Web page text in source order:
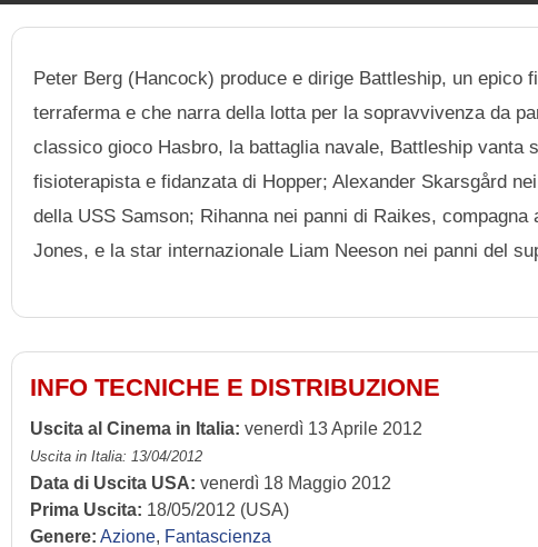
Peter Berg (Hancock) produce e dirige Battleship, un
terraferma e che narra della lotta per la sopravvivenza da
classico gioco Hasbro, la battaglia navale, Battleship
fisioterapista e fidanzata di Hopper; Alexander Skarsgård
della USS Samson; Rihanna nei panni di Raikes,
Jones, e la star internazionale Liam Neeson nei panni del
INFO TECNICHE E DISTRIBUZIONE
Uscita al Cinema in Italia: venerdì 13 Aprile 2012
Uscita in Italia: 13/04/2012
Data di Uscita USA: venerdì 18 Maggio 2012
Prima Uscita: 18/05/2012 (USA)
Genere: Azione, Fantascienza